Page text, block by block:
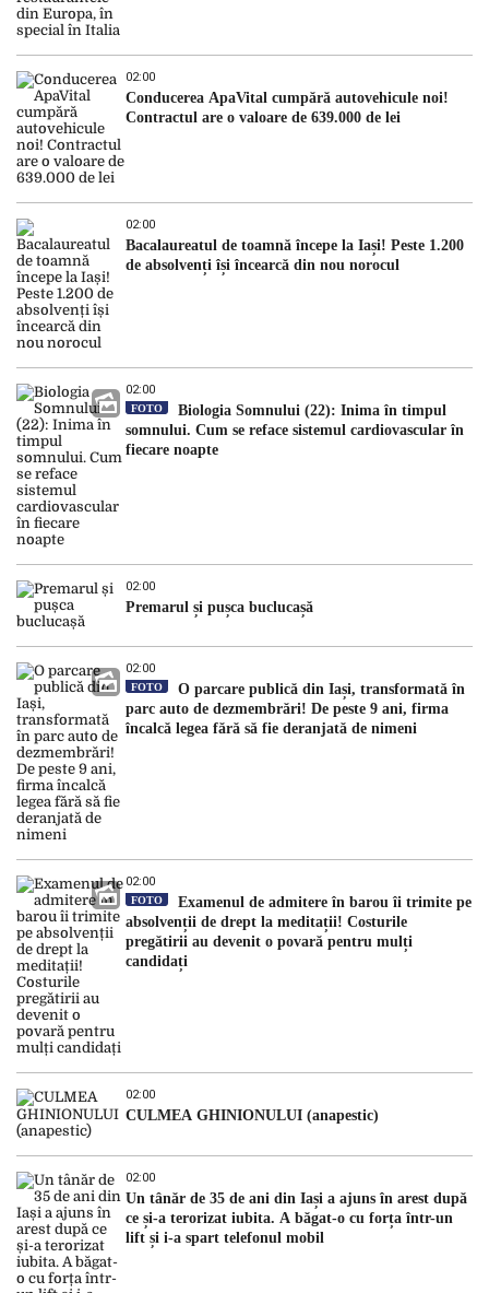
02:00
Conducerea ApaVital cumpără autovehicule noi!
Contractul are o valoare de 639.000 de lei
02:00
Bacalaureatul de toamnă începe la Iași! Peste 1.200
de absolvenți își încearcă din nou norocul
02:00
FOTO
Biologia Somnului (22): Inima în timpul
somnului. Cum se reface sistemul cardiovascular în
fiecare noapte
02:00
Premarul și pușca buclucașă
02:00
FOTO
O parcare publică din Iași, transformată în
parc auto de dezmembrări! De peste 9 ani, firma
încalcă legea fără să fie deranjată de nimeni
02:00
FOTO
Examenul de admitere în barou îi trimite pe
absolvenții de drept la meditații! Costurile
pregătirii au devenit o povară pentru mulți
candidați
02:00
CULMEA GHINIONULUI (anapestic)
02:00
Un tânăr de 35 de ani din Iași a ajuns în arest după
ce și-a terorizat iubita. A băgat-o cu forța într-un
lift și i-a spart telefonul mobil